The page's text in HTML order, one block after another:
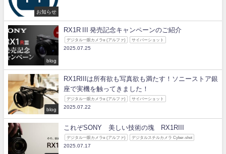
お知らせ
blog
RX1R III 発売記念キャンペーンのご紹介
デジタル一眼カメラα (アルファ) サイバーショット
2025.07.25
blog
RX1RIIIは所有欲も写真欲も満たす！ソニーストア銀
座で実機を触ってきました！
デジタル一眼カメラα (アルファ) サイバーショット
2025.07.22
これぞSONY 美しい技術の塊 RX1RIII
デジタル一眼カメラα (アルファ) デジタルスチルカメラ Cyber-shot
2025.07.17